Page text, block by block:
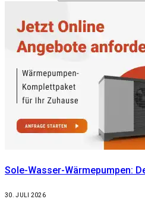
Sole-Wasser-Wärmepumpen:
30. JULI 2026